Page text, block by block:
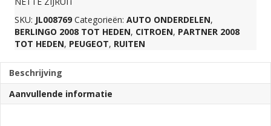
aantal
SKU: JL008769 Categorieën: AUTO ONDERDELEN,
BERLINGO 2008 TOT HEDEN, CITROEN, PARTNER 2008
TOT HEDEN, PEUGEOT, RUITEN
Beschrijving
Aanvullende informatie